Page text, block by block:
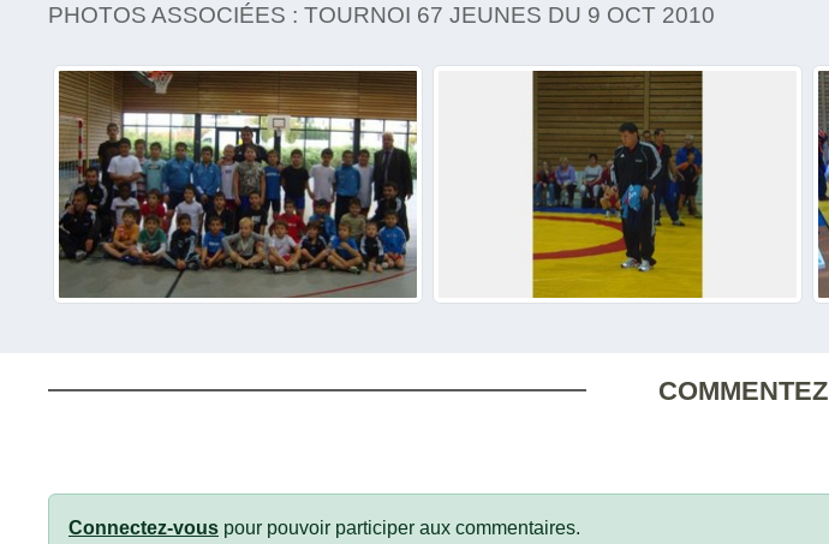
PHOTOS ASSOCIÉES : TOURNOI 67 JEUNES DU 9 OCT 2010
Connectez-vous pour pouvoir participer aux commentaires.